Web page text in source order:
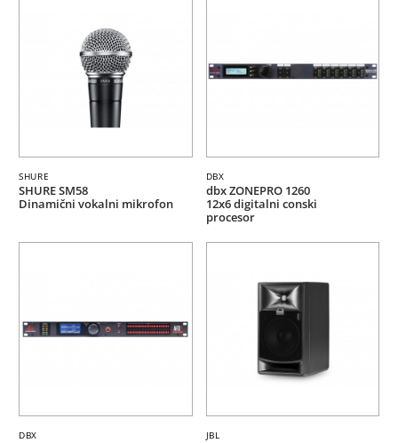
SHURE
SHURE SM58
Dinamični vokalni mikrofon
DBX
dbx ZONEPRO 1260
12x6 digitalni conski
procesor
DBX JBL